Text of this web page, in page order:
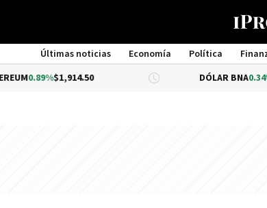
Últimas noticias Economía Política
DÓLAR BNA 0.34%$1,520.00